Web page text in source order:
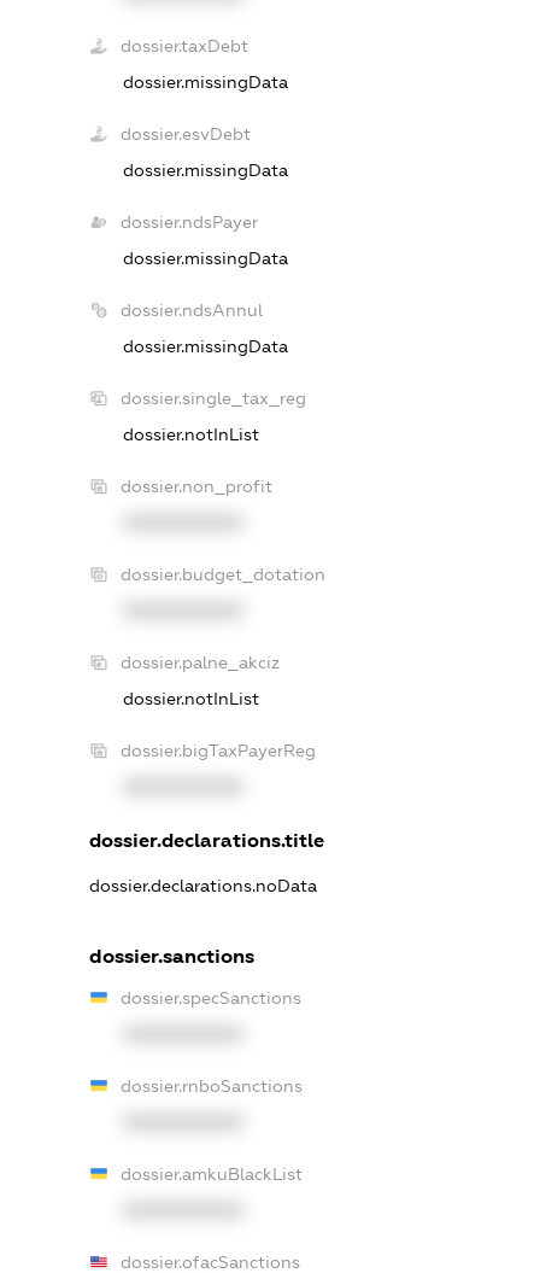
dossier.taxDebt
dossier.missingData
dossier.esvDebt
dossier.missingData
dossier.ndsPayer
dossier.missingData
dossier.ndsAnnul
dossier.missingData
dossier.single_tax_reg
dossier.notInList
dossier.non_profit
dossier.budget_dotation
dossier.palne_akciz
dossier.notInList
dossier.bigTaxPayerReg
dossier.declarations.title
dossier.declarations.noData
dossier.sanctions
dossier.specSanctions
dossier.rnboSanctions
dossier.amkuBlackList
dossier.ofacSanctions